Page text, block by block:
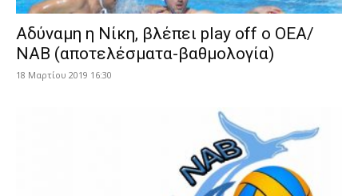
Αδύναμη η Νίκη, βλέπει play off ο ΟΕΑ/
ΝΑΒ (αποτελέσματα-βαθμολογία)
18 Μαρτίου 2019 16:30